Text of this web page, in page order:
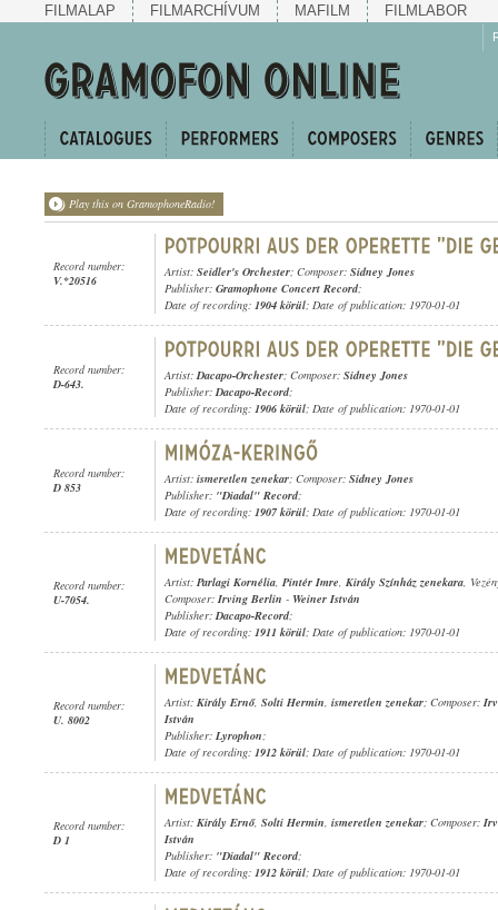
FILMALAP FILMARCHÍVUM MAFILM FILMLABOR
Play this on GramophoneRadio!
Record number:
V.*20516
Artist: Seidler's Orchester; Composer: Sidney Jones
Publisher: Gramophone Concert Record;
Date of recording: 1904 körül; Date of publication: 1970-01-01
Record number:
D-643.
Artist:Dacapo-Orchester; Composer: Sidney Jones
Publisher:Dacapo-Record;
Date of recording: 1906 körül; Date of publication: 1970-01-01
Record number:
D 853
Artist: ismeretlen zenekar; Composer: Sidney Jones
Publisher: "Diadal" Record;
Date of recording: 1907 körül; Date of publication: 1970-01-01
Record number:
U-7054.
Artist: Parlagi Kornélia, Pintér Imre, Király Színház zenekara,
Composer: Irving Berlin - Weiner István
Publisher:Dacapo-Record;
Date of recording: 1911 körül; Date of publication: 1970-01-01
Record number:
U. 8002
Artist: Király Ernő, Solti Hermin, ismeretlen zenekar; Composer:
István
Publisher: Lyrophon;
Date of recording: 1912 körül; Date of publication: 1970-01-01
Record number:
D 1
Artist: Király Ernő, Solti Hermin, ismeretlen zenekar; Composer:
István
Publisher: "Diadal" Record;
Date of recording: 1912 körül; Date of publication: 1970-01-01